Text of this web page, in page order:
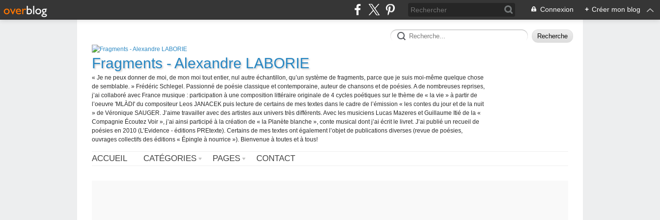
Connexion + Créer mon blog
Fragments - Alexandre LABORIE
« Je ne peux donner de moi, de mon moi tout entier, nul autre échantillon, qu’un système de fragments, parce que je suis moi-même quelque chose
de semblable. » Frédéric Schlegel. Passionné de poésie classique et contemporaine, auteur de chansons et de poésies. A de nombreuses reprises,
j’ai collaboré avec France musique : participation à une composition littéraire originale de 4 cycles poétiques sur le thème de « la vie » à partir de
l’oeuvre 'MLÀDI' du compositeur Leos JANACEK puis lecture de certains de mes textes dans le cadre de l’émission « les contes du jour et de la nuit
» de Véronique SAUGER. J’aime travailler avec des artistes aux univers très différents. Avec les musiciens Lucas Mazeres et Guillaume Itié de la «
Compagnie Écoutez Voir », j’ai ainsi participé à la création de « la Planète blanche », conte musical dont j’ai écrit le livret. J’ai publié un recueil de
poésies en 2010 (L’Evidence - éditions PREtexte). Certains de mes textes ont également l’objet de publications diverses (revue de poésies,
ouvrages collectifs des éditions « Épingle à nourrice »). Bienvenue à toutes et à tous!
ACCUEIL CATÉGORIES PAGES CONTACT